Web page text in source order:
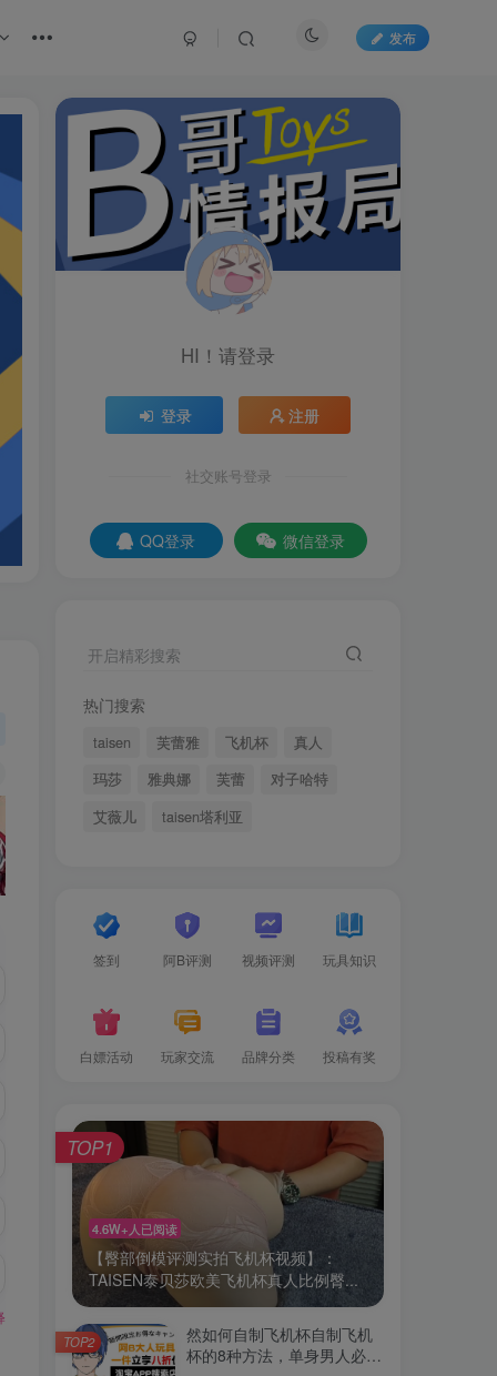
发布
HI！请登录
登录 注册
社交账号登录
QQ登录 微信登录
开启精彩搜索
热门搜索
taisen 芙蕾雅 飞机杯
真人
玛莎
雅典娜 芙蕾
对子哈特
艾薇儿
taisen塔利亚
签到 阿B评测 视频评测 玩具知识
白嫖活动 玩家交流 品牌分类 投稿有奖
4.6W+人已阅读
【臀部倒模评测实拍飞机杯视频】：
TAISEN泰贝莎欧美飞机杯真人比例臀...
TOP1
然如何自制飞机杯自制飞机
杯的8种方法，单身男人必
TOP2